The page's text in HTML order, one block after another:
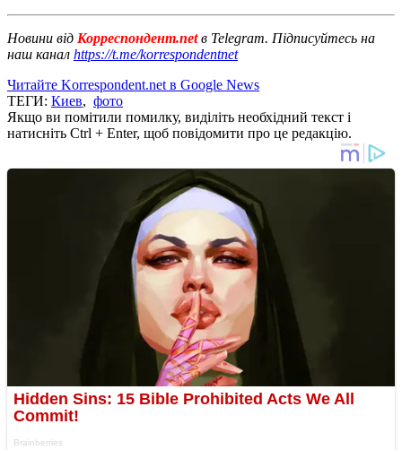
Новини від Корреспондент.netв Telegram. Підписуйтесь на
наш канал https://t.me/korrespondentnet
Читайте Korrespondent.net в Google News
ТЕГИ: Киев, фото
Якщо ви помітили помилку, виділіть необхідний текст і
натисніть Ctrl + Enter, щоб повідомити про це редакцію.